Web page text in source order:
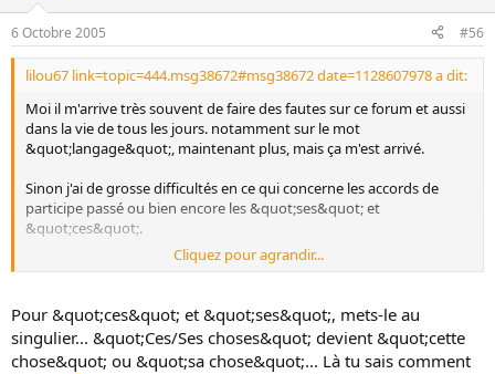
6 Octobre 2005 #56
lilou67 link=topic=444.msg38672#msg38672 date=1128607978 a dit:
Moi il m'arrive très souvent de faire des fautes sur ce forum et aussi
dans la vie de tous les jours. notamment sur le mot
&quot;langage&quot;, maintenant plus, mais ça m'est arrivé.
Sinon j'ai de grosse difficultés en ce qui concerne les accords de
participe passé ou bien encore les &quot;ses&quot; et
&quot;ces&quot;.
c'est la honte, mais bon c'est déjà bien de l'admettre. et je tiens à
mes défauts, et aussi je lis beaucoup, cel permet d'avoir un
vocabulaire plus vaste, mais aussi de mieux écrire.
Cliquez pour agrandir...
Pour &quot;ces&quot; et &quot;ses&quot;, mets-le au
singulier... &quot;Ces/Ses choses&quot; devient &quot;cette
chose&quot; ou &quot;sa chose&quot;... Là tu sais comment